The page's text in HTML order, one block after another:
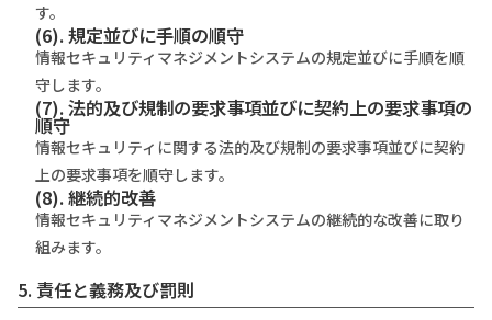
す。
(6). 規定並びに⼿順の順守
情報セキュリティマネジメントシステムの規定並びに⼿順を順
守します。
(7). 法的及び規制の要求事項並びに契約上の要求事項の
順守
情報セキュリティに関する法的及び規制の要求事項並びに契約
上の要求事項を順守します。
(8). 継続的改善
情報セキュリティマネジメントシステムの継続的な改善に取り
組みます。
5. 責任と義務及び罰則